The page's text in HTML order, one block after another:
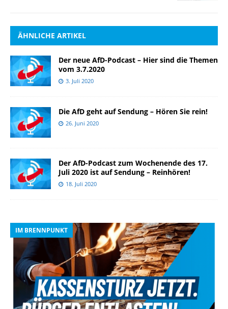
ÄHNLICHE ARTIKEL
Der neue AfD-Podcast – Hier sind die Themen
vom 3.7.2020
3. Juli 2020
Die AfD geht auf Sendung – Hören Sie rein!
26. Juni 2020
Der AfD-Podcast zum Wochenende des 17.
Juli 2020 ist auf Sendung – Reinhören!
18. Juli 2020
IM BRENNPUNKT